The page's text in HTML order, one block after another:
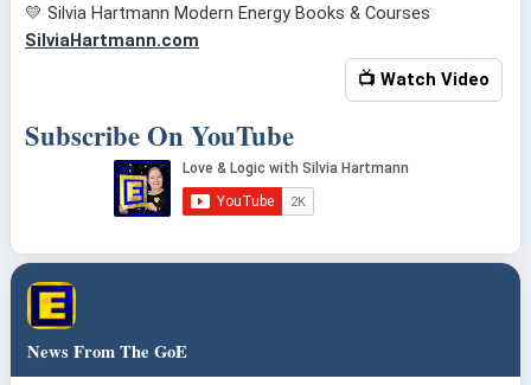
💛 Silvia Hartmann Modern Energy Books & Courses
SilviaHartmann.com
📺 Watch Video
Subscribe On YouTube
News From The GoE